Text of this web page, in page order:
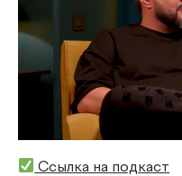
Ссылка на подкаст